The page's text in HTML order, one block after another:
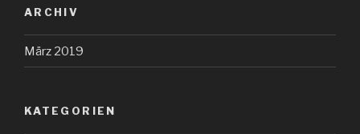
ARCHIV
März 2019
KATEGORIEN